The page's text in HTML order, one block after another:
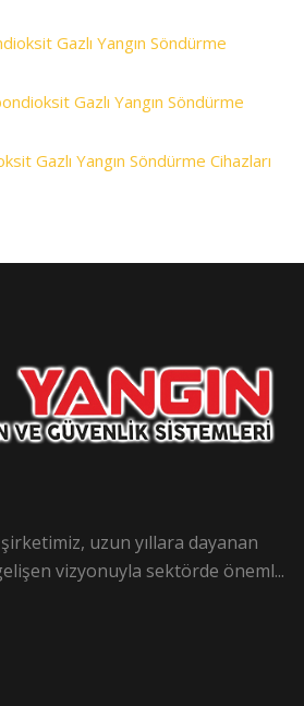
Gazlı Yangın Söndürme
Gazlı Yangın Söndürme
Gazlı Yangın Söndürme Cihazları
uzun yıllara dayanan
vizyonuyla sektörde öneml...